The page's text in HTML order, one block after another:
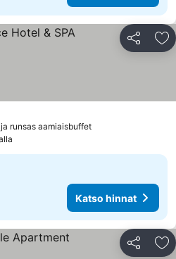
Jaa
runsas aamiaisbuffetKatso hinnat
hinnat
Katso hinnat
Jaa